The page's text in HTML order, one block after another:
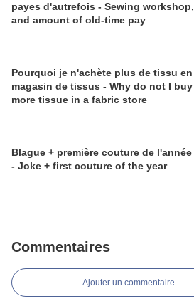
payes d'autrefois - Sewing workshop,
and amount of old-time pay
Pourquoi je n'achète plus de tissu en
magasin de tissus - Why do not I buy
more tissue in a fabric store
Blague + première couture de l'année
- Joke + first couture of the year
Commentaires
Ajouter un commentaire